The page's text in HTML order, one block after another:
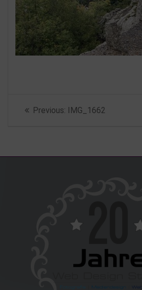
Beitragsnavigation
Previous: Previous
IMG_1662